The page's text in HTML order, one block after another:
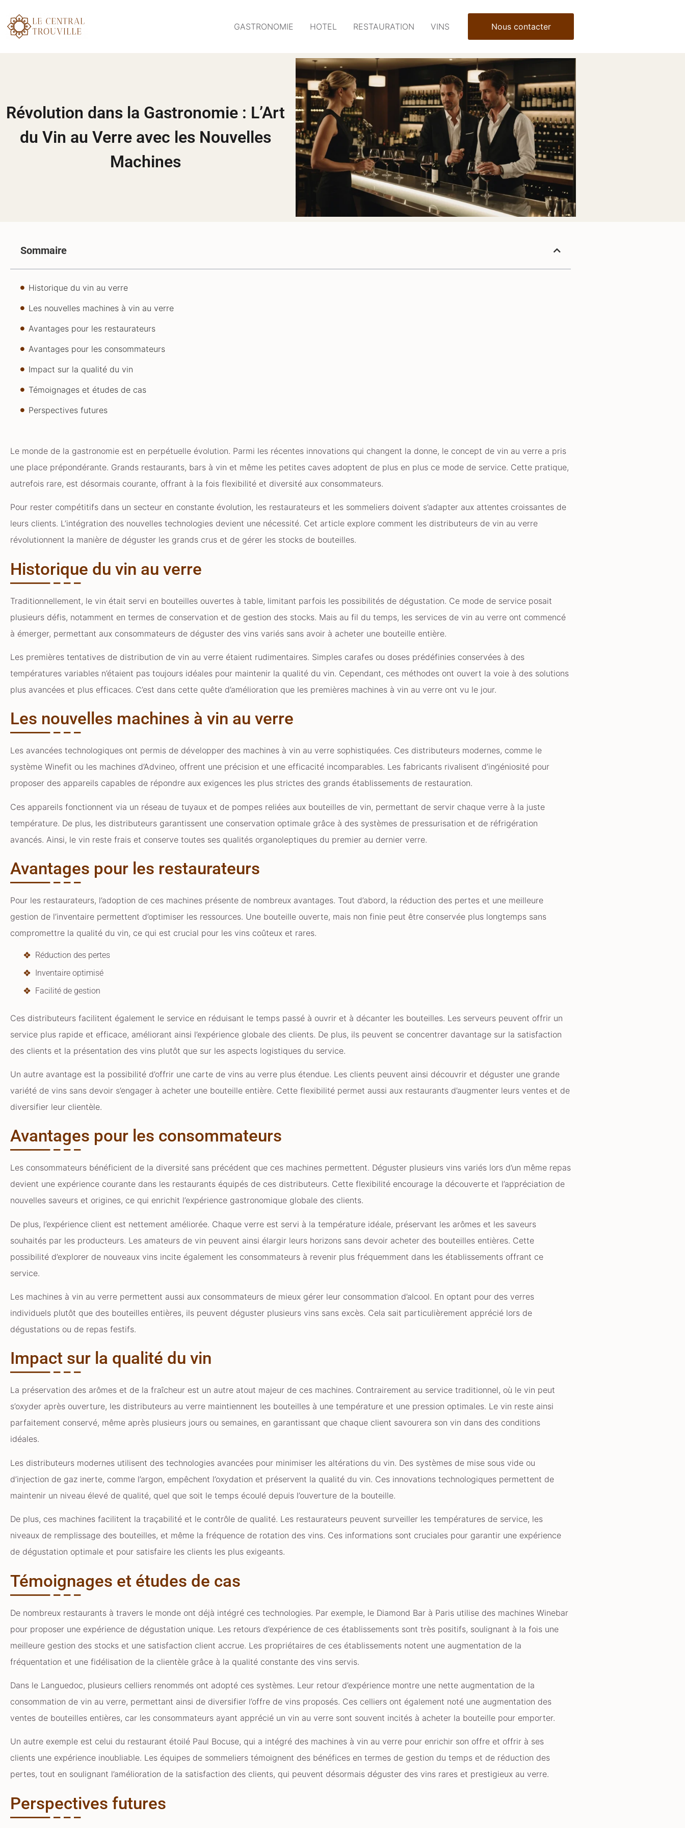
GASTRONOMIE HOTEL RESTAURATION VINS Nous contacter
Révolution dans la Gastronomie : L’Art
du Vin au Verre avec les Nouvelles
Machines
Sommaire
Historique du vin au verre
Les nouvelles machines à vin au verre
Avantages pour les restaurateurs
Avantages pour les consommateurs
Impact sur la qualité du vin
Témoignages et études de cas
Perspectives futures
Le monde de la gastronomie est en perpétuelle évolution. Parmi les récentes innovations qui changent la donne, le concept de vin au verre a pris
une place prépondérante. Grands restaurants, bars à vin et même les petites caves adoptent de plus en plus ce mode de service. Cette pratique,
autrefois rare, est désormais courante, offrant à la fois flexibilité et diversité aux consommateurs.
Pour rester compétitifs dans un secteur en constante évolution, les restaurateurs et les sommeliers doivent s’adapter aux attentes croissantes de
leurs clients. L’intégration des nouvelles technologies devient une nécessité. Cet article explore comment les distributeurs de vin au verre
révolutionnent la manière de déguster les grands crus et de gérer les stocks de bouteilles.
Historique du vin au verre
Traditionnellement, le vin était servi en bouteilles ouvertes à table, limitant parfois les possibilités de dégustation. Ce mode de service posait
plusieurs défis, notamment en termes de conservation et de gestion des stocks. Mais au fil du temps, les services de vin au verre ont commencé
à émerger, permettant aux consommateurs de déguster des vins variés sans avoir à acheter une bouteille entière.
Les premières tentatives de distribution de vin au verre étaient rudimentaires. Simples carafes ou doses prédéfinies conservées à des
températures variables n’étaient pas toujours idéales pour maintenir la qualité du vin. Cependant, ces méthodes ont ouvert la voie à des solutions
plus avancées et plus efficaces. C’est dans cette quête d’amélioration que les premières machines à vin au verre ont vu le jour.
Les nouvelles machines à vin au verre
Les avancées technologiques ont permis de développer des machines à vin au verre sophistiquées. Ces distributeurs modernes, comme le
système Winefit ou les machines d’Advineo, offrent une précision et une efficacité incomparables. Les fabricants rivalisent d’ingéniosité pour
proposer des appareils capables de répondre aux exigences les plus strictes des grands établissements de restauration.
Ces appareils fonctionnent via un réseau de tuyaux et de pompes reliées aux bouteilles de vin, permettant de servir chaque verre à la juste
température. De plus, les distributeurs garantissent une conservation optimale grâce à des systèmes de pressurisation et de réfrigération
avancés. Ainsi, le vin reste frais et conserve toutes ses qualités organoleptiques du premier au dernier verre.
Avantages pour les restaurateurs
Pour les restaurateurs, l’adoption de ces machines présente de nombreux avantages. Tout d’abord, la réduction des pertes et une meilleure
gestion de l’inventaire permettent d’optimiser les ressources. Une bouteille ouverte, mais non finie peut être conservée plus longtemps sans
compromettre la qualité du vin, ce qui est crucial pour les vins coûteux et rares.
Réduction des pertes
Inventaire optimisé
Facilité de gestion
Ces distributeurs facilitent également le service en réduisant le temps passé à ouvrir et à décanter les bouteilles. Les serveurs peuvent offrir un
service plus rapide et efficace, améliorant ainsi l’expérience globale des clients. De plus, ils peuvent se concentrer davantage sur la satisfaction
des clients et la présentation des vins plutôt que sur les aspects logistiques du service.
Un autre avantage est la possibilité d’offrir une carte de vins au verre plus étendue. Les clients peuvent ainsi découvrir et déguster une grande
variété de vins sans devoir s’engager à acheter une bouteille entière. Cette flexibilité permet aussi aux restaurants d’augmenter leurs ventes et de
diversifier leur clientèle.
Avantages pour les consommateurs
Les consommateurs bénéficient de la diversité sans précédent que ces machines permettent. Déguster plusieurs vins variés lors d’un même repas
devient une expérience courante dans les restaurants équipés de ces distributeurs. Cette flexibilité encourage la découverte et l’appréciation de
nouvelles saveurs et origines, ce qui enrichit l’expérience gastronomique globale des clients.
De plus, l’expérience client est nettement améliorée. Chaque verre est servi à la température idéale, préservant les arômes et les saveurs
souhaités par les producteurs. Les amateurs de vin peuvent ainsi élargir leurs horizons sans devoir acheter des bouteilles entières. Cette
possibilité d’explorer de nouveaux vins incite également les consommateurs à revenir plus fréquemment dans les établissements offrant ce
service.
Les machines à vin au verre permettent aussi aux consommateurs de mieux gérer leur consommation d’alcool. En optant pour des verres
individuels plutôt que des bouteilles entières, ils peuvent déguster plusieurs vins sans excès. Cela sait particulièrement apprécié lors de
dégustations ou de repas festifs.
Impact sur la qualité du vin
La préservation des arômes et de la fraîcheur est un autre atout majeur de ces machines. Contrairement au service traditionnel, où le vin peut
s’oxyder après ouverture, les distributeurs au verre maintiennent les bouteilles à une température et une pression optimales. Le vin reste ainsi
parfaitement conservé, même après plusieurs jours ou semaines, en garantissant que chaque client savourera son vin dans des conditions
idéales.
Les distributeurs modernes utilisent des technologies avancées pour minimiser les altérations du vin. Des systèmes de mise sous vide ou
d’injection de gaz inerte, comme l’argon, empêchent l’oxydation et préservent la qualité du vin. Ces innovations technologiques permettent de
maintenir un niveau élevé de qualité, quel que soit le temps écoulé depuis l’ouverture de la bouteille.
De plus, ces machines facilitent la traçabilité et le contrôle de qualité. Les restaurateurs peuvent surveiller les températures de service, les
niveaux de remplissage des bouteilles, et même la fréquence de rotation des vins. Ces informations sont cruciales pour garantir une expérience
de dégustation optimale et pour satisfaire les clients les plus exigeants.
Témoignages et études de cas
De nombreux restaurants à travers le monde ont déjà intégré ces technologies. Par exemple, le Diamond Bar à Paris utilise des machines Winebar
pour proposer une expérience de dégustation unique. Les retours d’expérience de ces établissements sont très positifs, soulignant à la fois une
meilleure gestion des stocks et une satisfaction client accrue. Les propriétaires de ces établissements notent une augmentation de la
fréquentation et une fidélisation de la clientèle grâce à la qualité constante des vins servis.
Dans le Languedoc, plusieurs celliers renommés ont adopté ces systèmes. Leur retour d’expérience montre une nette augmentation de la
consommation de vin au verre, permettant ainsi de diversifier l’offre de vins proposés. Ces celliers ont également noté une augmentation des
ventes de bouteilles entières, car les consommateurs ayant apprécié un vin au verre sont souvent incités à acheter la bouteille pour emporter.
Un autre exemple est celui du restaurant étoilé Paul Bocuse, qui a intégré des machines à vin au verre pour enrichir son offre et offrir à ses
clients une expérience inoubliable. Les équipes de sommeliers témoignent des bénéfices en termes de gestion du temps et de réduction des
pertes, tout en soulignant l’amélioration de la satisfaction des clients, qui peuvent désormais déguster des vins rares et prestigieux au verre.
Perspectives futures